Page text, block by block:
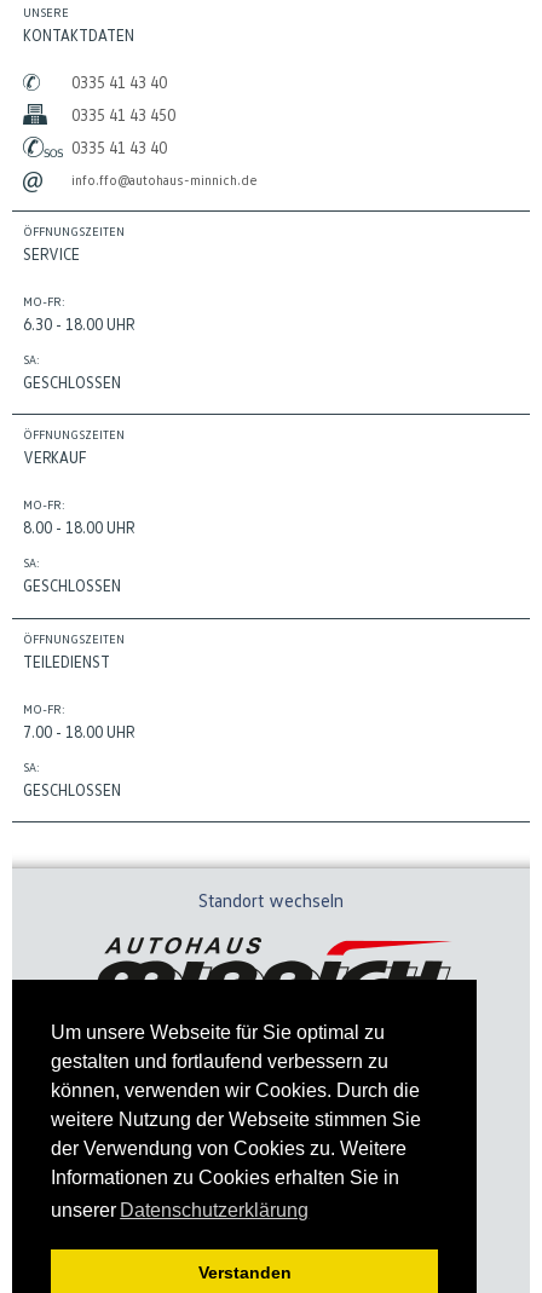
Um unsere Webseite für Sie optimal zu
gestalten und fortlaufend verbessern zu
können, verwenden wir Cookies. Durch die
weitere Nutzung der Webseite stimmen Sie
der Verwendung von Cookies zu. Weitere
Informationen zu Cookies erhalten Sie in
unserer Datenschutzerklärung
Verstanden
UNSERE
KONTAKTDATEN
0335 41 43 40
0335 41 43 450
0335 41 43 40
info.ffo@autohaus-minnich.de
ÖFFNUNGSZEITEN
SERVICE
MO-FR:
6.30 - 18.00 UHR
SA:
GESCHLOSSEN
ÖFFNUNGSZEITEN
VERKAUF
MO-FR:
8.00 - 18.00 UHR
SA:
GESCHLOSSEN
ÖFFNUNGSZEITEN
TEILEDIENST
MO-FR:
7.00 - 18.00 UHR
SA:
GESCHLOSSEN
Standort wechseln
Impressum Datenschutz